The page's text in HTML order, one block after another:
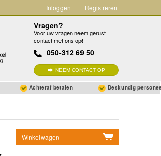
Inloggen Registreren
Vragen?
Voor uw vragen neem gerust
contact met ons op!
050-312 69 50
NEEM CONTACT OP
Achteraf betalen Deskundig
Winkelwagen